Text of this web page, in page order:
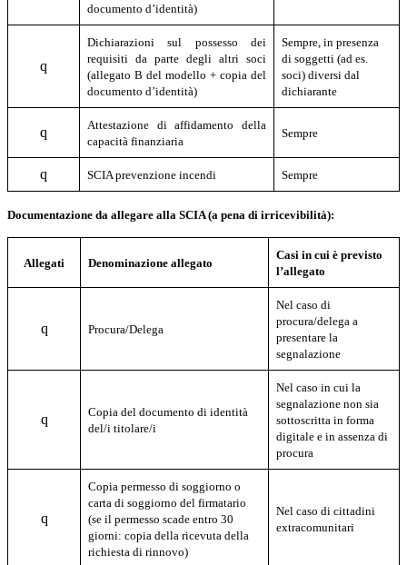
documento d’identità)
q
Dichiarazioni sul possesso dei
requisiti da parte degli altri soci
(allegato B del modello + copia del
documento d’identità)
Sempre, in presenza
di soggetti (ad es.
soci) diversi dal
dichiarante
q
Attestazione di affidamento della
capacità finanziaria
Sempre
q SCIA prevenzione incendi Sempre
Documentazione da allegare alla SCIA (a pena di irricevibilità):
Allegati Denominazione allegato
Casi in cui è previsto
l’allegato
q Procura/Delega
Nel caso di
procura/delega a
presentare la
segnalazione
q
Copia del documento di identità
del/i titolare/i
Nel caso in cui la
segnalazione non sia
sottoscritta in forma
digitale e in assenza di
procura
q
Copia permesso di soggiorno o
carta di soggiorno del firmatario
(se il permesso scade entro 30
giorni: copia della ricevuta della
richiesta di rinnovo)
Nel caso di cittadini
extracomunitari